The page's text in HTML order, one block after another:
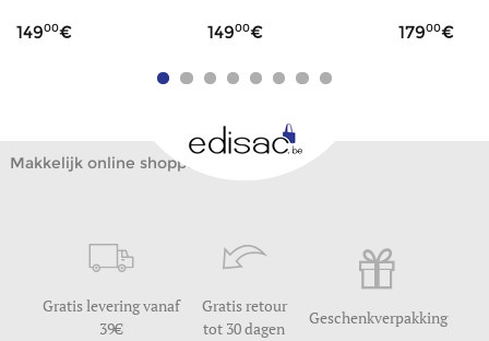
14900 14900 17900
Makkelijk online shoppen
Gratis levering vanaf
39
Gratis retour
tot 30 dagen
Geschenkverpakking